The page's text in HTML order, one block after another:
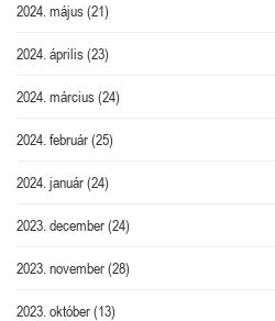
2024. május(21)
2024. április(23)
2024. március(24)
2024. február(25)
2024. január(24)
2023. december(24)
2023. november(28)
2023. október(13)